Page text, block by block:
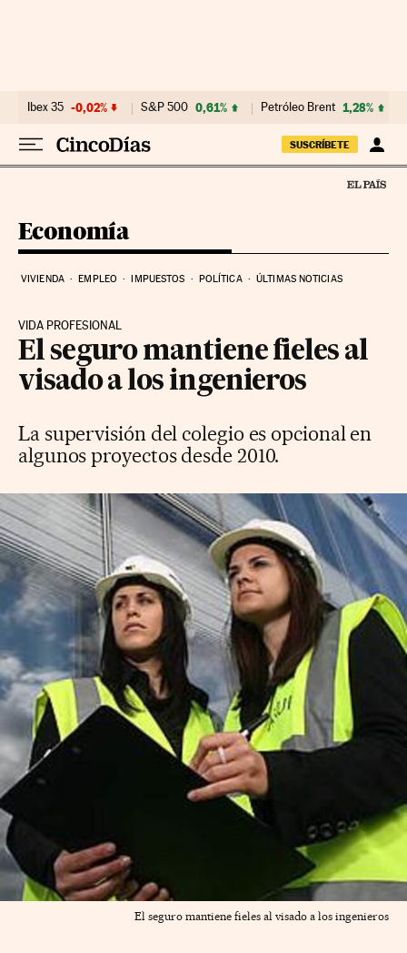
Ibex 35 -0,02% S&P 500 0,61% Petróleo Brent 1,28%
SUSCRÍBETE
Economía
VIVIENDA EMPLEO IMPUESTOS POLÍTICA ÚLTIMAS NOTICIAS
VIDA PROFESIONAL
El seguro mantiene fieles al
visado a los ingenieros
La supervisión del colegio es opcional en
algunos proyectos desde 2010.
El seguro mantiene fieles al visado a los ingenieros